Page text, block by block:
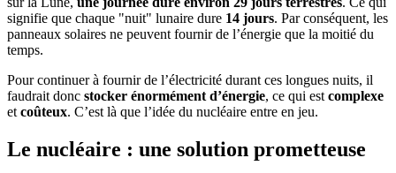
signifie que chaque "nuit" lunaire dure 14 jours. Par conséquent, les
panneaux solaires ne peuvent fournir de l’énergie que la moitié du
temps.
Pour continuer à fournir de l’électricité durant ces longues nuits, il
faudrait donc stocker énormément d’énergie, ce qui est complexe
et coûteux. C’est là que l’idée du nucléaire entre en jeu.
Le nucléaire : une solution prometteuse